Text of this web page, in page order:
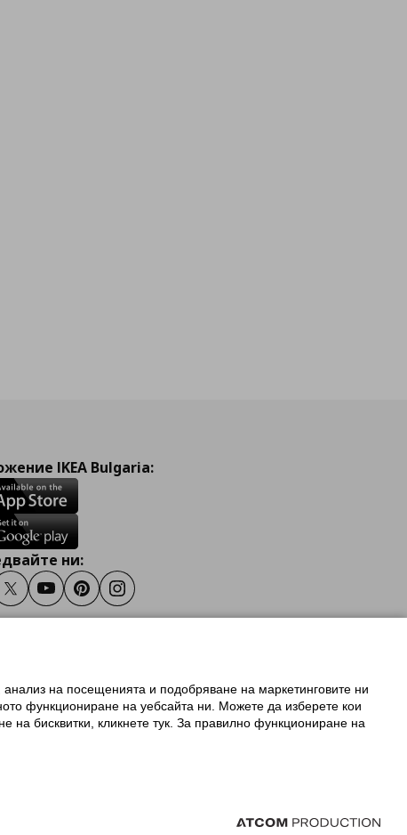
IKEA Bulgaria:
ни:
TwitterYoutubePinterestInstagram
на ikea.bg
IKEA Family
на посещенията и подобряване на маркетинговите ни
функциониране на уебсайта ни. Можете да изберете кои
на бисквитки, кликнете тук. За правилно функциониране на